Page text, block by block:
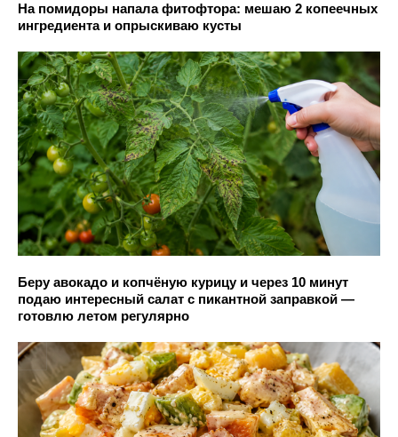
На помидоры напала фитофтора: мешаю 2 копеечных
ингредиента и опрыскиваю кусты
Беру авокадо и копчёную курицу и через 10 минут
подаю интересный салат с пикантной заправкой —
готовлю летом регулярно